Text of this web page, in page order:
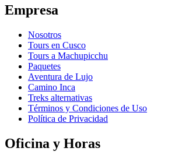
Empresa
Nosotros
Tours en Cusco
Tours a Machupicchu
Paquetes
Aventura de Lujo
Camino Inca
Treks alternativas
Términos y Condiciones de Uso
Política de Privacidad
Oficina y Horas